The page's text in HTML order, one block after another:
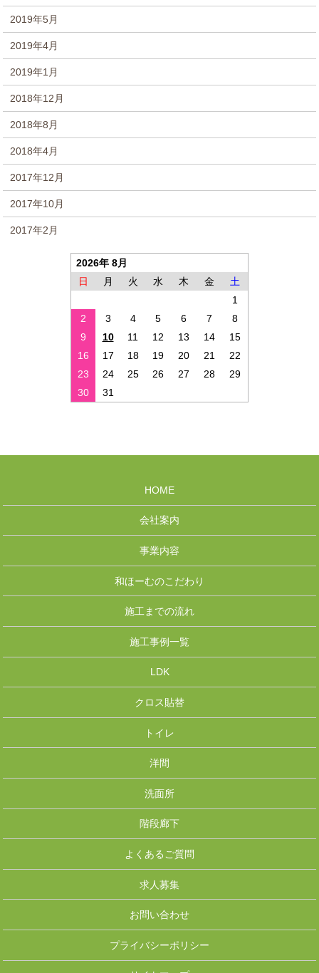
2019年5月
2019年4月
2019年1月
2018年12月
2018年8月
2018年4月
2017年12月
2017年10月
2017年2月
2026年 8月
日
月 火 水 木 金
土
1
2
3 4 5 6 7
8
9
10 11 12 13 14
15
16
17 18 19 20 21
22
23
24 25 26 27 28
29
30
31
HOME
会社案内
事業内容
和ほーむのこだわり
施工までの流れ
施工事例一覧
LDK
クロス貼替
トイレ
洋間
洗面所
階段廊下
よくあるご質問
求人募集
お問い合わせ
プライバシーポリシー